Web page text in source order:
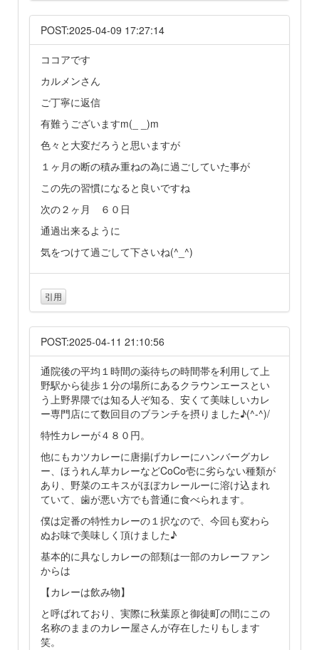
POST:2025-04-09 17:27:14
ココアです
カルメンさん
ご丁寧に返信
有難うございますm(_ _)m
色々と大変だろうと思いますが
１ヶ月の断の積み重ねの為に過ごしていた事が
この先の習慣になると良いですね
次の２ヶ月 ６０日
通過出来るように
気をつけて過ごして下さいね(^_^)
引用
POST:2025-04-11 21:10:56
通院後の平均１時間の薬待ちの時間帯を利用して上
野駅から徒歩１分の場所にあるクラウンエースとい
う上野界隈では知る人ぞ知る、安くて美味しいカレ
ー専門店にて数回目のブランチを摂りました♪(^-^)/
特性カレーが４８０円。
他にもカツカレーに唐揚げカレーにハンバーグカレ
ー、ほうれん草カレーなどCoCo壱に劣らない種類が
あり、野菜のエキスがほぼカレールーに溶け込まれ
ていて、歯が悪い方でも普通に食べられます。
僕は定番の特性カレーの１択なので、今回も変わら
ぬお味で美味しく頂けました♪
基本的に具なしカレーの部類は一部のカレーファン
からは
【カレーは飲み物】
と呼ばれており、実際に秋葉原と御徒町の間にこの
名称のままのカレー屋さんが存在したりもします
笑。